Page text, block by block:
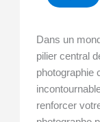
Dans un
pilier central
photographie
renforcer